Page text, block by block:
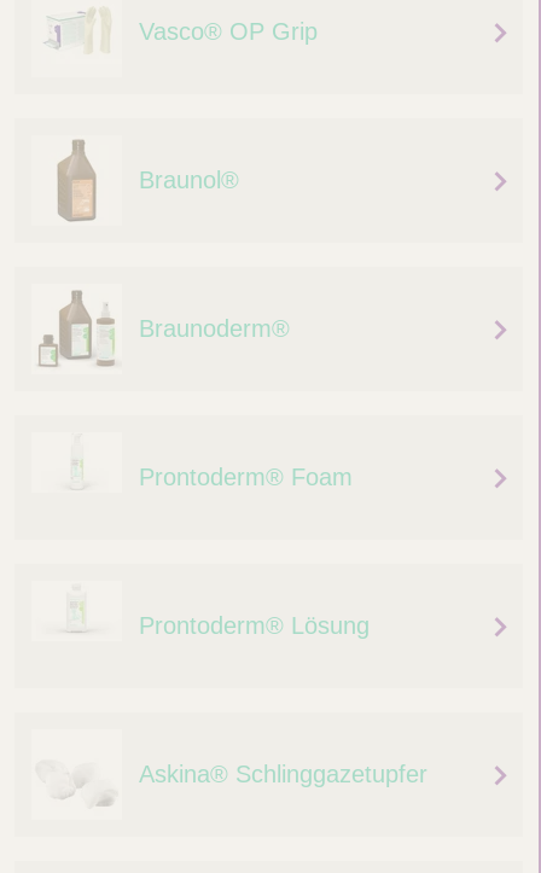
Vasco® OP Grip
Braunol®
Braunoderm®
Prontoderm® Foam
Prontoderm® Lösung
Askina® Schlinggazetupfer